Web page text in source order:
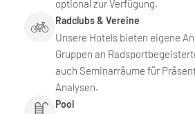
optional zur Verfügung.
Radclubs & Vereine
Unsere Hotels bieten eigene
Gruppen an
auch Seminarräume für
Analysen.
Pool